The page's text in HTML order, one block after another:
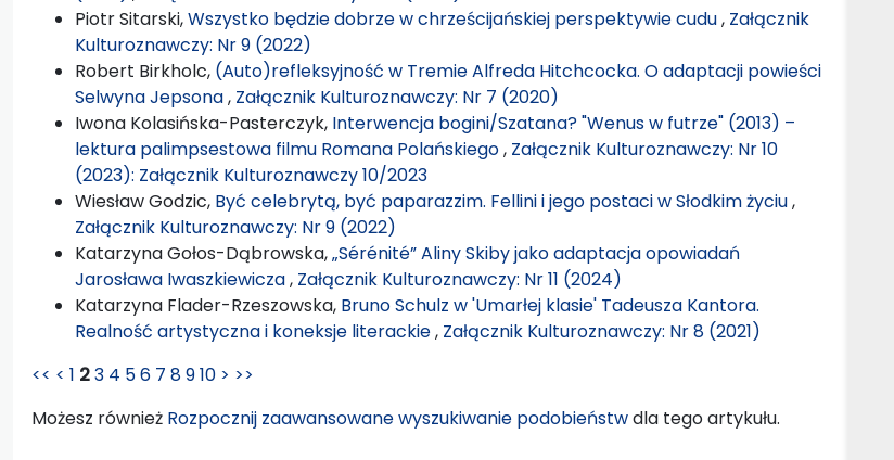
Piotr Sitarski,Wszystko będzie dobrze w chrześcijańskiej perspektywie cudu, Załącznik
Kulturoznawczy: Nr 9 (2022)
Robert Birkholc, (Auto)refleksyjność w Tremie Alfreda Hitchcocka. O adaptacji powieści
Selwyna Jepsona, Załącznik Kulturoznawczy: Nr 7 (2020)
Iwona Kolasińska-Pasterczyk, Interwencja bogini/Szatana? "Wenus w futrze" (2013) –
lektura palimpsestowa filmu Romana Polańskiego, Załącznik Kulturoznawczy: Nr 10
(2023): Załącznik Kulturoznawczy 10/2023
Wiesław Godzic, Być celebrytą, być paparazzim. Fellini i jego postaci w Słodkim życiu,
Załącznik Kulturoznawczy: Nr 9 (2022)
Katarzyna Gołos-Dąbrowska,„Sérénité” Aliny Skiby jako adaptacja opowiadań
Jarosława Iwaszkiewicza, Załącznik Kulturoznawczy: Nr 11 (2024)
Katarzyna Flader-Rzeszowska, Bruno Schulz w 'Umarłej klasie' Tadeusza Kantora.
Realność artystyczna i koneksje literackie, Załącznik Kulturoznawczy: Nr 8 (2021)
<< < 1 23 4 56 7 8910 > >>
Możesz również Rozpocznij zaawansowane wyszukiwanie podobieństwdla tego artykułu.